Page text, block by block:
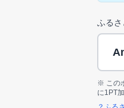
ふるさ
※ この
に1PT